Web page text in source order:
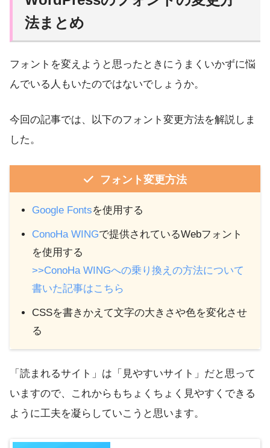
法まとめ
フォントを変えようと思ったときにうまくいかずに悩
んでいる人もいたのではないでしょうか。
今回の記事では、以下のフォント変更方法を解説しま
した。
フォント変更方法
Google Fontsを使用する
ConoHa WINGで提供されているWebフォント
を使用する
>>ConoHa WINGへの乗り換えの方法について
書いた記事はこちら
CSSを書きかえて文字の大きさや色を変化させ
る
「読まれるサイト」は「見やすいサイト」だと思って
いますので、これからもちょくちょく見やすくできる
ように工夫を凝らしていこうと思います。